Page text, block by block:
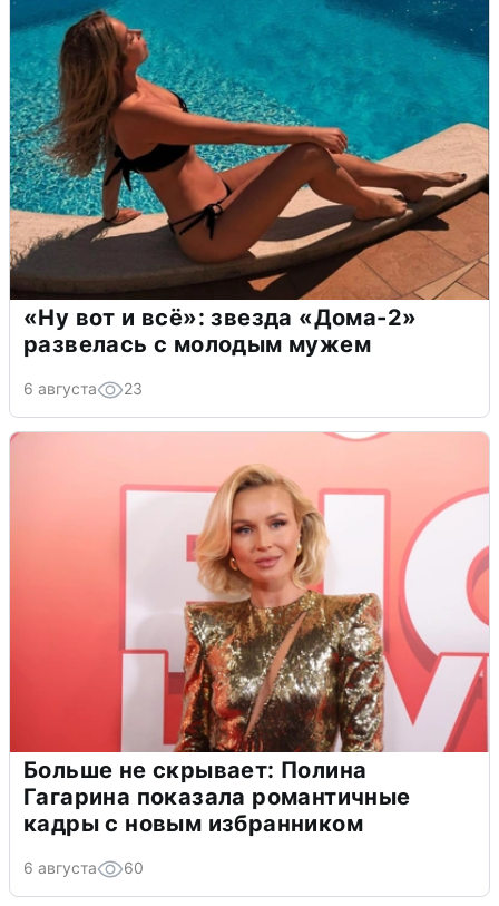
«Ну вот и всё»: звезда «Дома-2»
развелась с молодым мужем
6 августа 23
Больше не скрывает: Полина
Гагарина показала романтичные
кадры с новым избранником
6 августа 60